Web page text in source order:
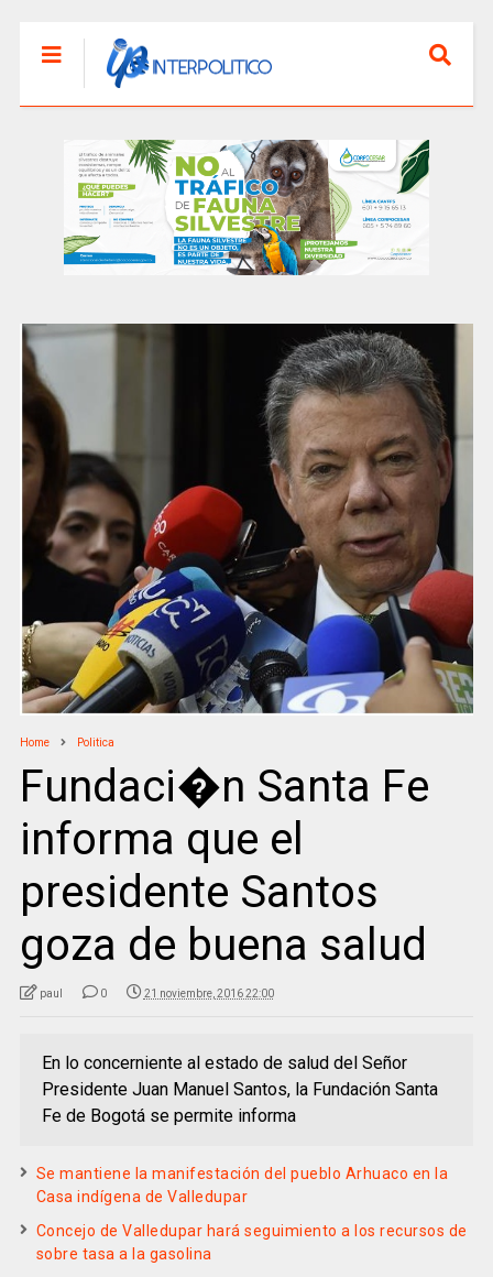
Home Politica
Fundaci�n Santa Fe
informa que el
presidente Santos
goza de buena salud
paul 0 21 noviembre, 2016 22:00
En lo concerniente al estado de salud del Señor
Presidente Juan Manuel Santos, la Fundación Santa
Fe de Bogotá se permite informa
Se mantiene la manifestación del pueblo Arhuaco en la
Casa indígena de Valledupar
Concejo de Valledupar hará seguimiento a los recursos de
sobre tasa a la gasolina